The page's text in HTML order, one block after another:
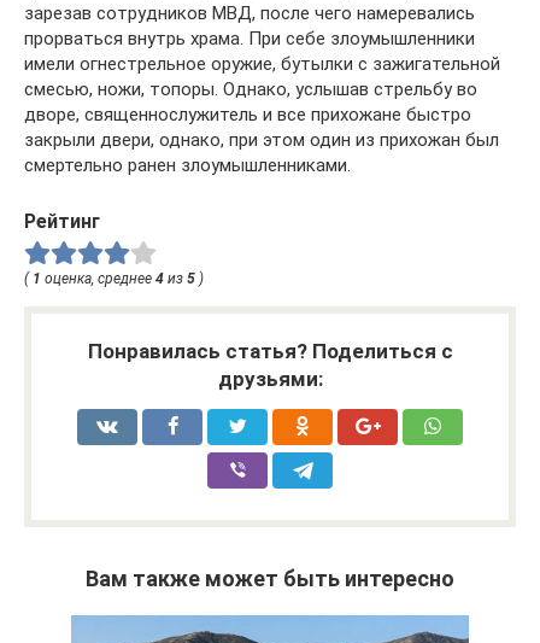
зарезав сотрудников МВД, после чего намеревались
прорваться внутрь храма. При себе злоумышленники
имели огнестрельное оружие, бутылки с зажигательной
смесью, ножи, топоры. Однако, услышав стрельбу во
дворе, священнослужитель и все прихожане быстро
закрыли двери, однако, при этом один из прихожан был
смертельно ранен злоумышленниками.
Рейтинг
( 1 оценка, среднее 4 из 5 )
Понравилась статья? Поделиться с
друзьями:
Вам также может быть интересно